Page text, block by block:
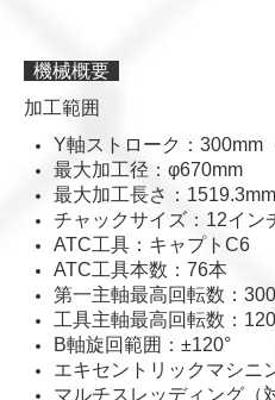
機械概要
加工範囲
Y軸ストローク：300mm
最大加工径：φ670mm
最大加工長さ：1519.3mm
チャックサイズ：12イン
ATC工具：キャプトC6
ATC工具本数：76本
第一主軸最高回転数：
工具主軸最高回転数：
B軸旋回範囲：±120°
エキセントリックマシニ
マルチスレッディング（